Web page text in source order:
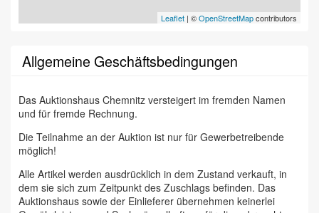
Leaflet | ©OpenStreetMapcontributors
Allgemeine Geschäftsbedingungen
Das Auktionshaus Chemnitz versteigert im fremden Namen
und für fremde Rechnung.
Die Teilnahme an der Auktion ist nur für Gewerbetreibende
möglich!
Alle Artikel werden ausdrücklich in dem Zustand verkauft, in
dem sie sich zum Zeitpunkt des Zuschlags befinden. Das
Auktionshaus sowie der Einlieferer übernehmen keinerlei